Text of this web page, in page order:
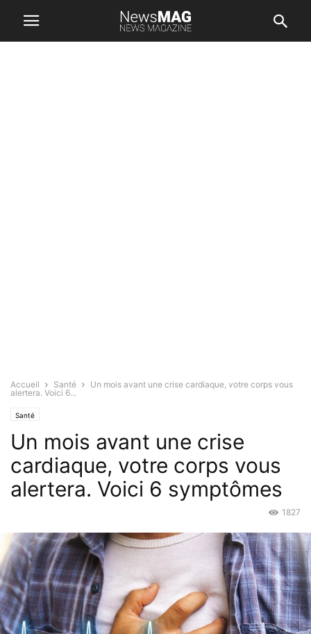
Accueil Santé
Un mois avant une crise cardiaque, votre corps vous
alertera. Voici 6...
Santé
Un mois avant une crise
cardiaque, votre corps vous
alertera. Voici 6 symptômes
1827